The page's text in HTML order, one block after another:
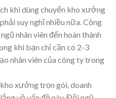
khi dùng chuyển kho xưởng
suy nghĩ nhiều nữa. Công
nhân viên đến hoàn thành
khi bạn chỉ cần có 2-3
nhân viên của công ty trong
xưởng trọn gói, doanh